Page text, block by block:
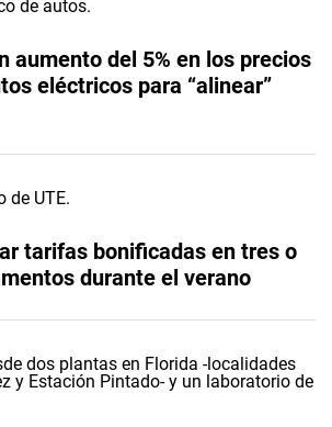
aumento del 5% en los precios
eléctricos para “alinear”
tarifas bonificadas en tres o
durante el verano